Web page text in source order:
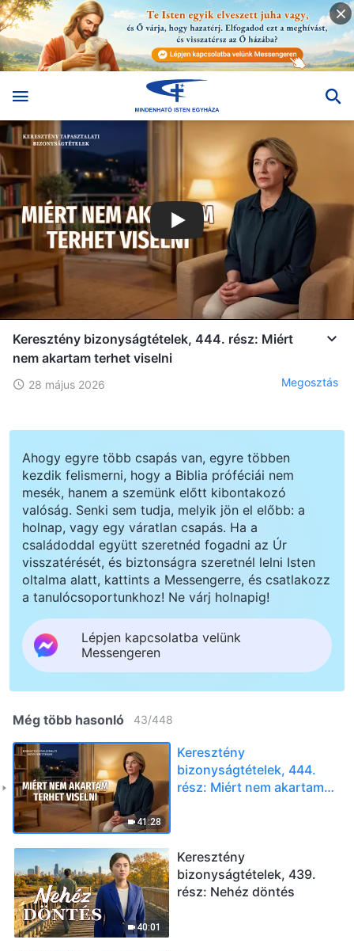
Keresztény bizonyságtételek, 444. rész: Miért
nem akartam terhet viselni
28 május 2026 Megosztás
Ahogy egyre több csapás van, egyre többen
kezdik felismerni, hogy a Biblia próféciái nem
mesék, hanem a szemünk előtt kibontakozó
valóság. Senki sem tudja, melyik jön el előbb: a
holnap, vagy egy váratlan csapás. Ha a
családoddal együtt szeretnéd fogadni az Úr
visszatérését, és biztonságra szeretnél lelni Isten
oltalma alatt, kattints a Messengerre, és csatlakozz
a tanulócsoportunkhoz! Ne várj holnapig!
Lépjen kapcsolatba velünk
Messengeren
Még több hasonló 43/448
41:28
Keresztény
bizonyságtételek, 444.
rész: Miért nem akartam
40:01
Keresztény
bizonyságtételek, 439.
rész: Nehéz döntés